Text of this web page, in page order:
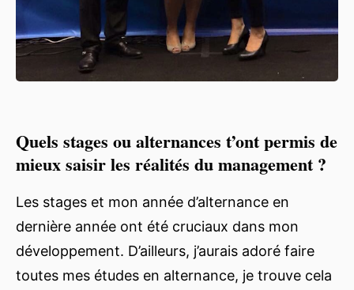
Quels stages ou alternances t’ont permis de
mieux saisir les réalités du management ?
Les stages et mon année d’alternance en
dernière année ont été cruciaux dans mon
développement. D’ailleurs, j’aurais adoré faire
toutes mes études en alternance, je trouve cela